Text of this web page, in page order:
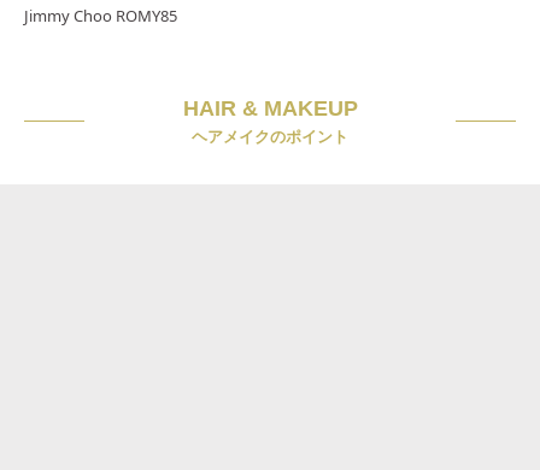
Jimmy Choo ROMY85
HAIR & MAKEUP
ヘアメイクのポイント